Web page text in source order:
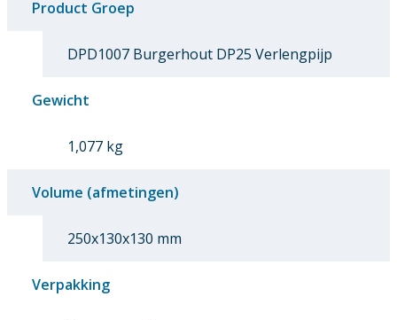
Product Groep
DPD1007 Burgerhout DP25 Verlengpijp
Gewicht
1,077 kg
Volume (afmetingen)
250x130x130 mm
Verpakking